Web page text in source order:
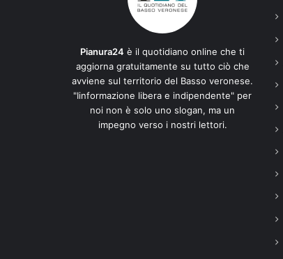
Pianura24 è il quotidiano online che ti
aggiorna gratuitamente su tutto ciò che
avviene sul territorio del Basso veronese.
"Iinformazione libera e indipendente" per
noi non è solo uno slogan, ma un
impegno verso i nostri lettori.